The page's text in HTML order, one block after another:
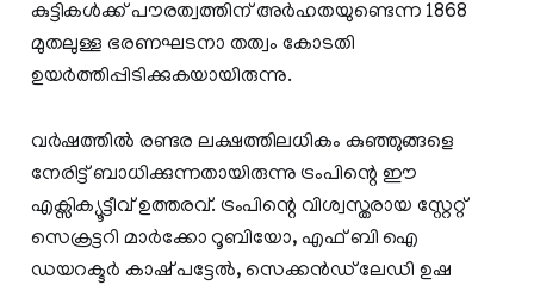
കുട്ടികൾക്ക് പൗരത്വത്തിന് അർഹതയുണ്ടെന്ന 1868
മുതലുള്ള ഭരണഘടനാ തത്വം കോടതി
ഉയർത്തിപ്പിടിക്കുകയായിരുന്നു.
വർഷത്തിൽ രണ്ടര ലക്ഷത്തിലധികം കുഞ്ഞുങ്ങളെ
നേരിട്ട് ബാധിക്കുന്നതായിരുന്നു ട്രംപിന്റെ ഈ
എക്സിക്യൂട്ടീവ് ഉത്തരവ്. ട്രംപിന്റെ വിശ്വസ്തരായ സ്റ്റേറ്റ്
സെക്രട്ടറി മാർക്കോ റൂബിയോ, എഫ് ബി ഐ
ഡയറക്ടർ കാഷ് പട്ടേൽ, സെക്കൻഡ് ലേഡി ഉഷ